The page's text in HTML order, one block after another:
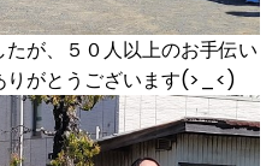
が、５０人以上のお手伝い
りがとうございます(>_<)